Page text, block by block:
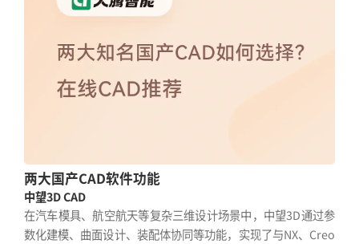
两大国产CAD软件功能
中望3D CAD
在汽车模具、航空航天等复杂三维设计场景中，中望3D通过参
数化建模、曲面设计、装配体协同等功能，实现了与NX、Creo